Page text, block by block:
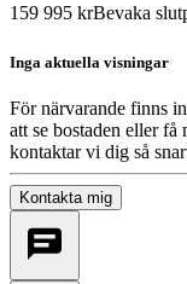
159 995 krBevaka
Inga aktuella visningar
För närvarande finns
att se bostaden eller
kontaktar vi dig så
Kontakta mig